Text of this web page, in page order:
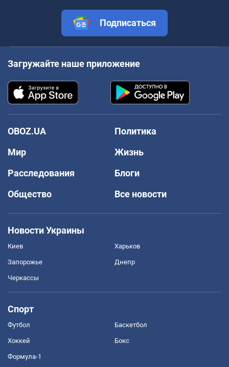
Подписаться
Загружайте наше приложение
OBOZ.UA
Политика
Мир
Жизнь
Расследования
Блоги
Общество
Все новости
Новости Украины
Киев Харьков
Запорожье Днепр
Черкассы
Спорт
Футбол Баскетбол
Хоккей Бокс
Формула-1